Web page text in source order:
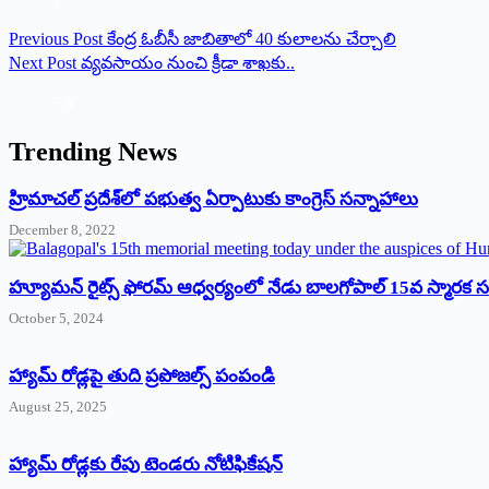
Previous Post కేంద్ర ఓబీసీ జాబితాలో 40 కులాలను చేర్చాలి
Next Post వ్య‌వ‌సాయం నుంచి క్రీడా శాఖకు..
Trending News
‌హ్రిమాచల్‌ ‌ప్రదేశ్‌లో పభుత్వ ఏర్పాటుకు కాంగ్రెస్‌ ‌సన్నాహాలు
December 8, 2022
హ్యూమన్‌ రైట్స్‌ ఫోరమ్‌ ఆధ్వర్యంలో నేడు బాలగోపాల్‌ 15వ స్మారక
October 5, 2024
హ్యామ్‌ రోడ్లపై తుది ప్రపోజల్స్‌ పంపండి
August 25, 2025
హ్యామ్‌ రోడ్లకు రేపు టెండరు నోటిఫికేషన్‌